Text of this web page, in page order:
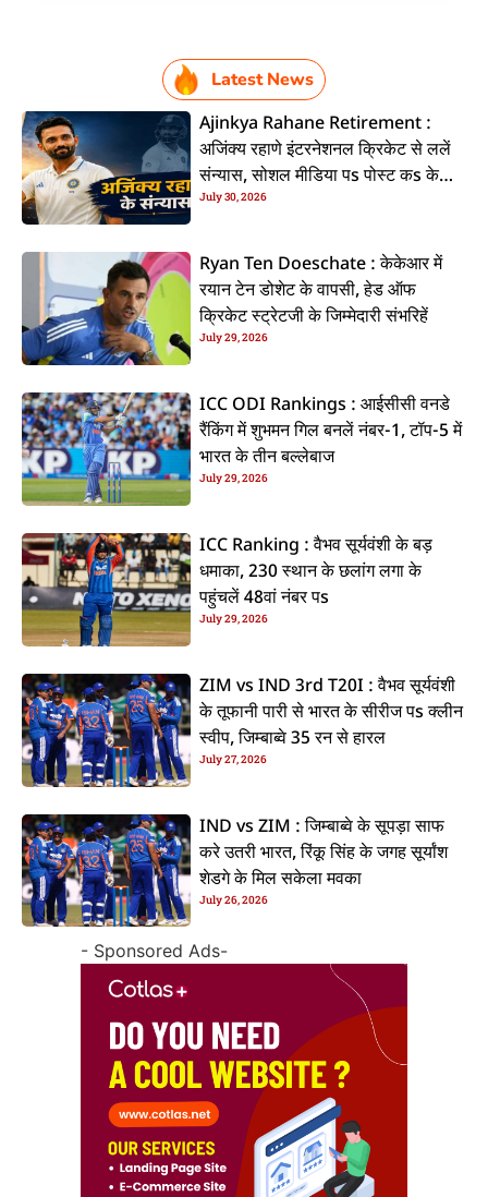
Latest News
Ajinkya Rahane Retirement :
अजिंक्य रहाणे इंटरनेशनल क्रिकेट से ललें
संन्यास, सोशल मीडिया पs पोस्ट कs के
कइलें एलान
July 30, 2026
Ryan Ten Doeschate : केकेआर में
रयान टेन डोशेट के वापसी, हेड ऑफ
क्रिकेट स्ट्रेटजी के जिम्मेदारी संभरिहें
July 29, 2026
ICC ODI Rankings : आईसीसी वनडे
रैंकिंग में शुभमन गिल बनलें नंबर-1, टॉप-5 में
भारत के तीन बल्लेबाज
July 29, 2026
ICC Ranking : वैभव सूर्यवंशी के बड़
धमाका, 230 स्थान के छलांग लगा के
पहुंचलें 48वां नंबर पs
July 29, 2026
ZIM vs IND 3rd T20I : वैभव सूर्यवंशी
के तूफानी पारी से भारत के सीरीज पs क्लीन
स्वीप, जिम्बाब्वे 35 रन से हारल
July 27, 2026
IND vs ZIM : जिम्बाब्वे के सूपड़ा साफ
करे उतरी भारत, रिंकू सिंह के जगह सूर्यांश
शेडगे के मिल सकेला मवका
July 26, 2026
- Sponsored Ads-